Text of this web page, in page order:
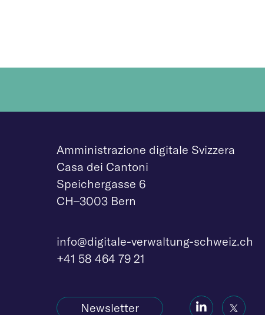
Amministrazione digitale Svizzera
Casa dei Cantoni
Speichergasse 6
CH–3003 Bern
info@digitale-verwaltung-schweiz.ch
+41 58 464 79 21
Newsletter Social Social